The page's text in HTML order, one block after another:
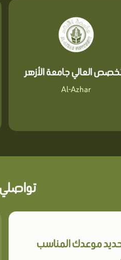
العالي جامعة الأزهر
Al-Azhar
موعدك المناسب